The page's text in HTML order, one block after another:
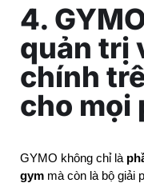
4.
quản trị
chính
cho mọi
GYMO không chỉ là
gym mà còn là bộ giải